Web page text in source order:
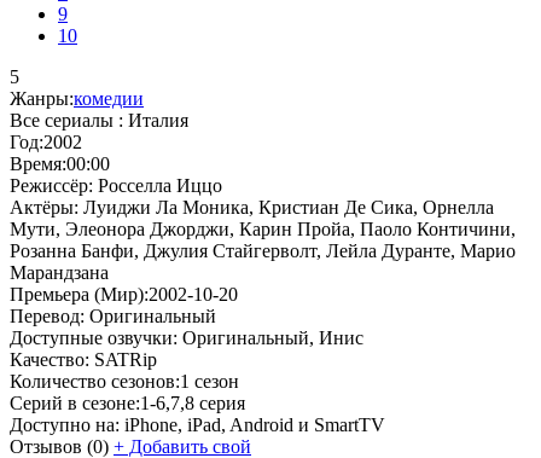
9
10
5
Жанры:комедии
Все сериалы : Италия
Год:2002
Время:00:00
Режиссёр: Росселла Иццо
Актёры: Луиджи Ла Моника, Кристиан Де Сика, Орнелла
Мути, Элеонора Джорджи, Карин Пройа, Паоло Контичини,
Розанна Банфи, Джулия Стайгерволт, Лейла Дуранте, Марио
Марандзана
Премьера (Мир):2002-10-20
Перевод: Оригинальный
Доступные озвучки: Оригинальный, Инис
Качество: SATRip
Количество сезонов:1 сезон
Серий в сезоне:1-6,7,8 серия
Доступно на: iPhone, iPad, Android и SmartTV
Отзывов (0) + Добавить свой